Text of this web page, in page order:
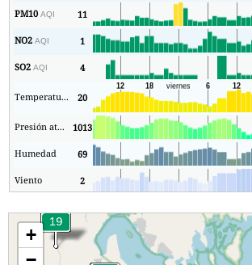
PM10AQI 11
NO2AQI 1
SO2AQI 4
Temperatura. 20
Presión atmosférica 1013
Humedad 69
Viento 2
+
−